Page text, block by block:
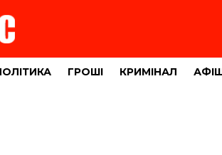
ГРОШІ КРИМІНАЛ